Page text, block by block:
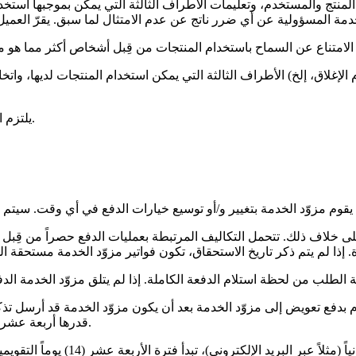
والمستخدم، وتعليمات الأطراف الثالثة التي يمكن بموجبها
إلخ) الأطراف الثالثة التي يمكن استخدام المنتجات
يلتزم العميل دائماً بالوفاء بالتزاماته المالية بشكل صحيح وفي الوقت المحدد.
خلاف ذلك. تتحمل التكاليف المرتبطة بعمليات الدفع حصراً من
بدفع تعويض إلى مزوّد الخدمة بعد أن يكون مزوّد الخدمة قد أرسل
قدرها أربعة عشر (14) يوماً تقويمياً، تبدأ في يوم العمل الثالث بعد إرسال إشعار التقصير.